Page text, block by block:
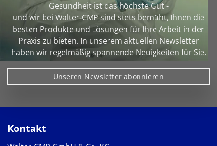
Gesundheit ist das höchste Gut -
und wir bei Walter‑CMP sind stets bemüht, Ihnen die
besten Produkte und Lösungen für Ihre Arbeit in der
Praxis zu bieten. In unserem aktuellen Newsletter
haben wir regelmäßig spannende Neuigkeiten für Sie.
Unseren Newsletter abonnieren
Kontakt